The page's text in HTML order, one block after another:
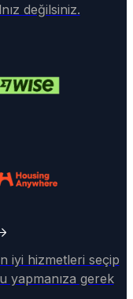
değilsiniz.
iyi hizmetleri seçip
yapmanıza gerek